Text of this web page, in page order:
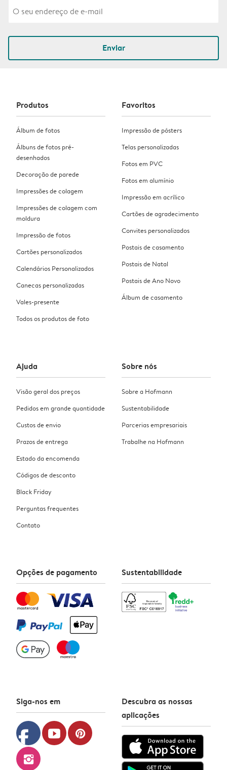
Enviar
Produtos
Álbum de fotos
Álbuns de fotos pré-
desenhados
Decoração de parede
Impressões de colagem
Impressões de colagem com
moldura
Impressão de fotos
Cartões personalizados
Calendários Personalizados
Canecas personalizadas
Vales-presente
Todos os produtos de foto
Favoritos
Impressão de pósters
Telas personalizadas
Fotos em PVC
Fotos em alumínio
Impressão em acrílico
Cartões de agradecimento
Convites personalizados
Postais de casamento
Postais de Natal
Postais de Ano Novo
Álbum de casamento
Ajuda
Visão geral dos preços
Pedidos em grande quantidade
Custos de envio
Prazos de entrega
Estado da encomenda
Códigos de desconto
Black Friday
Perguntas frequentes
Contato
Sobre nós
Sobre a Hofmann
Sustentabilidade
Parcerias empresariais
Trabalhe na Hofmann
Opções de pagamento Sustentabilidade
Siga-nos em
facebook youtube pinterest
instagram
Descubra as nossas
aplicações